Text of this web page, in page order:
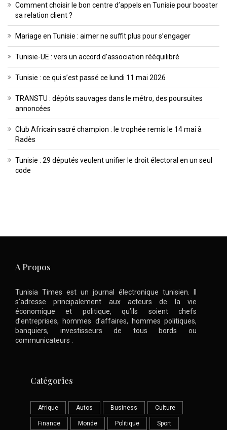
Comment choisir le bon centre d’appels en Tunisie pour booster
sa relation client ?
Mariage en Tunisie : aimer ne suffit plus pour s’engager
Tunisie-UE : vers un accord d’association rééquilibré
Tunisie : ce qui s’est passé ce lundi 11 mai 2026
TRANSTU : dépôts sauvages dans le métro, des poursuites
annoncées
Club Africain sacré champion : le trophée remis le 14 mai à
Radès
Tunisie : 29 députés veulent unifier le droit électoral en un seul
code
A Propos
Tunisia Times est un journal électronique tunisien. Il
s’adresse principalement aux acteurs de la vie
économique et politique, qu’ils soient chefs
d’entreprises, hommes d’affaires, hommes politiques,
banquiers, investisseurs de tous bords ou
communicateurs .
Catégories
Afrique Autos Business Culture
Finance Monde Politique Sport